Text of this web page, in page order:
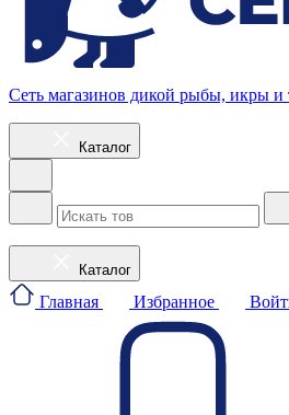
Сеть магазинов дикой рыбы, икры и
Каталог
Каталог
Главная Избранное